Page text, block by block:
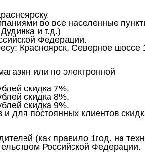
во все
и т.д.)
Федерации.
Северное шоссе
магазин или
скидка 7%.
скидка 8%.
скидка 9%.
клиентов
(как правило 1год. на
Российской Федерации.